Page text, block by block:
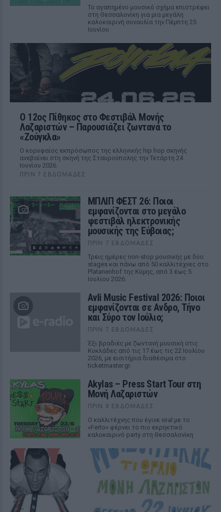
Το αγαπημένο μουσικό σχήμα επιστρέφει
στη Θεσσαλονίκη για μια μεγάλη
καλοκαιρινή συναυλία την Πέμπτη 25
Ιουνίου
Ο 12ος Πίθηκος στο Φεστιβάλ Μονής
Λαζαριστών – Παρουσιάζει ζωντανά το
«Ζούγκλα»
Ο κορυφαίος εκπρόσωπος της ελληνικής hip hop σκηνής
ανεβαίνει στη σκηνή της Σταυρούπολης την Τετάρτη 24
Ιουνίου 2026.
ΠΡΙΝ 7 ΕΒΔΟΜΆΔΕΣ
ΜΠΛΙΠ ΦΕΣΤ 26: Ποιοι
εμφανίζονται στο μεγάλο
φεστιβάλ ηλεκτρονικής
μουσικής της Εύβοιας;
ΠΡΙΝ 7 ΕΒΔΟΜΆΔΕΣ
Τρεις ημέρες non-stop μουσικής με δύο
stages και πάνω από 50 καλλιτέχνες στο
Platanenhof της Κύμης, από 3 έως 5
Ιουλίου 2026.
Avli Music Festival 2026: Ποιοι
εμφανίζονται σε Ανδρο, Τήνο
και Σύρο τον Ιούλιο;
ΠΡΙΝ 7 ΕΒΔΟΜΆΔΕΣ
Έξι βραδιές με ζωντανή μουσική στις
Κυκλάδες από τις 17 έως τις 22 Ιουλίου
2026, με εισιτήρια διαθέσιμα στο
ticketmaster.gr.
Akylas – Press Start Tour στη
Μονή Λαζαριστών
ΠΡΙΝ 8 ΕΒΔΟΜΆΔΕΣ
Ο καλλιτέχνης που έγινε viral με το
«Ferto» φέρνει το πιο εκρηκτικό
καλοκαιρινό party στη Θεσσαλονίκη